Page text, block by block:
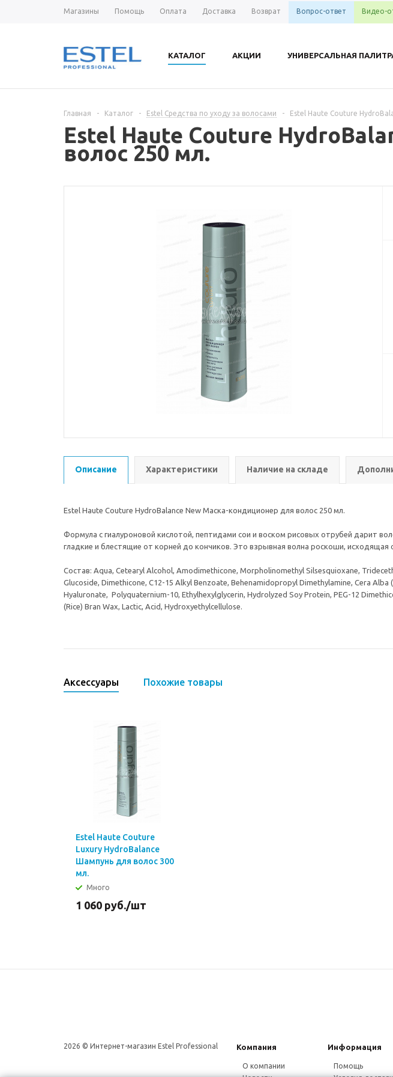
Магазины Помощь Оплата Доставка Возврат Вопрос-ответ Видео-
КАТАЛОГ АКЦИИ УНИВЕРСАЛЬНАЯ
Главная - Каталог - Estel Средства по уходу за волосами - Estel Haute Couture
Estel Haute Couture
волос 250 мл.
Описание Характеристики Наличие на складе
Estel Haute Couture HydroBalance New Маска-кондиционер для волос 250 мл.
Формула с гиалуроновой кислотой, пептидами сои и воском рисовых отрубей дарит
гладкие и блестящие от корней до кончиков. Это взрывная волна роскоши, исходящая
Состав: Aqua, Cetearyl Alcohol, Amodimethicone, Morpholinomethyl Silsesquioxane,
Glucoside, Dimethicone, C12-15 Alkyl Benzoate, Behenamidopropyl Dimethylamine, Cera
Hyaluronate, Polyquaternium-10, Ethylhexylglycerin, Hydrolyzed Soy Protein, PEG-12
(Rice) Bran Wax, Lactic, Acid, Hydroxyethylcellulose.
Аксессуары Похожие товары
Estel Haute Couture
Luxury HydroBalance
Шампунь для волос 300
мл.
Много
1 060 руб./шт
2026 © Интернет-магазин Estel Professional Компания Информация
О компании
Помощь